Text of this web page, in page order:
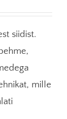
siidist.
mille